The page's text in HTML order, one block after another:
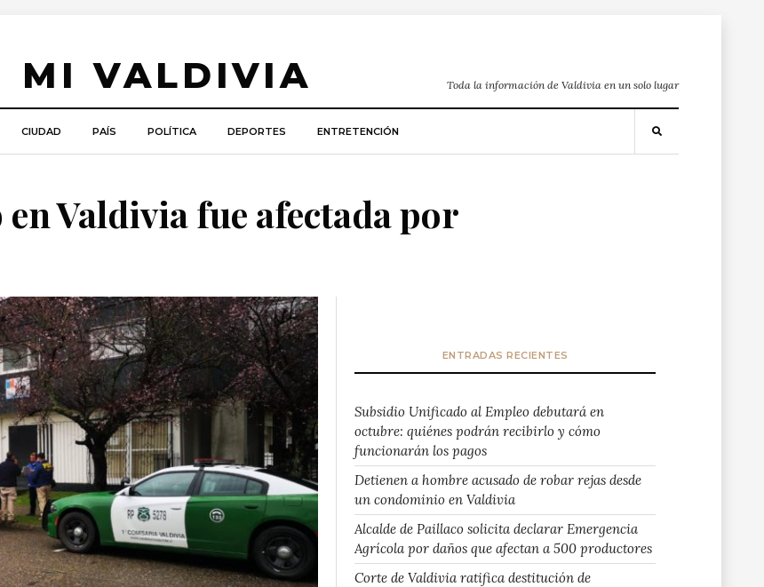
MI VALDIVIA Toda la información de Valdivia en un solo lugar
CIUDAD PAÍS POLÍTICA DEPORTES ENTRETENCIÓN
Valdivia fue afectada por
ENTRADAS RECIENTES
Subsidio Unificado al Empleo debutará en
octubre: quiénes podrán recibirlo y cómo
funcionarán los pagos
Detienen a hombre acusado de robar rejas desde
un condominio en Valdivia
Alcalde de Paillaco solicita declarar Emergencia
Agrícola por daños que afectan a 500 productores
Corte de Valdivia ratifica destitución de